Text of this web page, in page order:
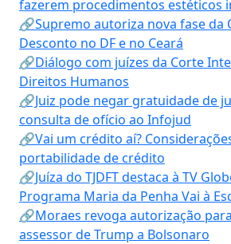
fazerem procedimentos estéticos
🔗Supremo autoriza nova fase da
Desconto no DF e no Ceará
🔗Diálogo com juízes da Corte
Direitos Humanos
🔗Juiz pode negar gratuidade de
consulta de ofício ao Infojud
🔗Vai um crédito aí?
portabilidade de crédito
🔗Juíza do TJDFT destaca à TV
Programa Maria da Penha Vai à
🔗Moraes revoga autorização
assessor de Trump a Bolsonaro